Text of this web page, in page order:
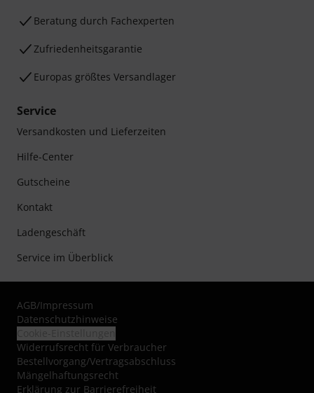
Beratung durch Fachexperten
Zufriedenheitsgarantie
Europas größtes Versandlager
Service
Versandkosten und Lieferzeiten
Hilfe-Center
Gutscheine
Kontakt
Ladengeschäft
Service im Überblick
AGB/Impressum
Datenschutzhinweise
Widerrufsrecht für Verbraucher
Bestellvorgang/Vertragsabschluss
Mängelhaftungsrecht
Erklärung zur Barrierefreiheit